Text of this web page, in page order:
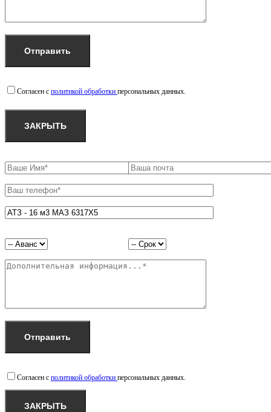
Согласен с политикой обработки персональных данных.
ЗАКРЫТЬ
Согласен с политикой обработки персональных данных.
ЗАКРЫТЬ